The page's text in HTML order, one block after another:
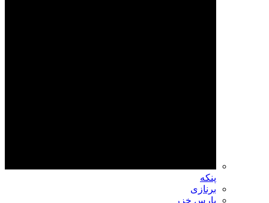
پنکه
برنازی
پارس خزر